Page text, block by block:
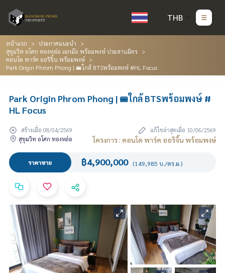
THB
หน้าแรก
ประกาศแนะนำ
สุขุมวิท อโศก ทองหล่อ เอกมัย พร้อมพงษ์ ประสานมิตร
คอนโด พาร์ค ออริจิ้น พร้อมพงษ์
Park Origin Phrom Phong | 🚝ใกล้ BTSพร้อมพงษ์ #HL Focus
Park Origin Phrom Phong | 🚝ใกล้ BTSพร้อมพงษ์ #
HL Focus
สร้างเมื่อ 08/04/2569
แก้ไขล่าสุดเมื่อ 10/06/2569
สุขุมวิท อโศก ทองหล่อ
โครงการ : คอนโด พาร์ค ออริจิ้น พร้อมพงษ์
ราคาขาย ฿4,900,000 (149,985 บ./ตร.ม.)